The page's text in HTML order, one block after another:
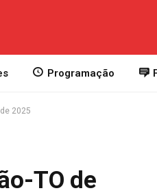
Programação
2025
TO de